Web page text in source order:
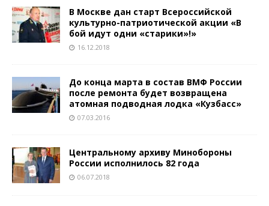
В Москве дан старт Всероссийской
культурно-патриотической акции «В
бой идут одни «старики»!»
16.12.2018
До конца марта в состав ВМФ России
после ремонта будет возвращена
атомная подводная лодка «Кузбасс»
07.03.2016
Центральному архиву Минобороны
России исполнилось 82 года
06.07.2018